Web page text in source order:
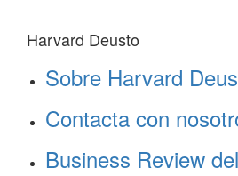
Harvard Deusto
Sobre Harvard
Contacta con
Business Review